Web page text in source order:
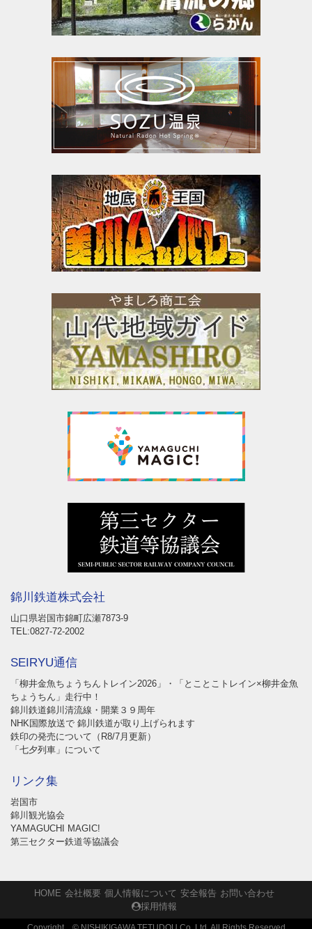
錦川鉄道株式会社
山口県岩国市錦町広瀬7873-9
TEL:0827-72-2002
SEIRYU通信
「柳井金魚ちょうちんトレイン2026」・「とことこトレイン×柳井金魚
ちょうちん」走行中！
錦川鉄道錦川清流線・開業３９周年
NHK国際放送で 錦川鉄道が取り上げられます
鉄印の発売について（R8/7月更新）
「七夕列車」について
リンク集
岩国市
錦川観光協会
YAMAGUCHI MAGIC!
第三セクター鉄道等協議会
HOME 会社概要 個人情報について 安全報告 お問い合わせ
採用情報